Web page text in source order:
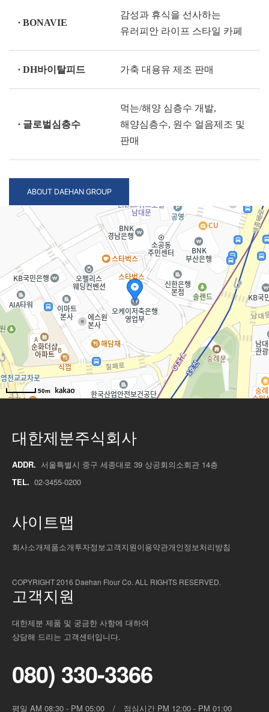
∙ BONAVIE
감성과 휴식을 선사하는
유러피안 라이프 스타일 카페
∙ DH바이탈피드 가축 대용유 제조 판매
∙ 글로벌심층수
먹는/해양 심층수 개발,
해양심층수, 원수 얼음제조 및
판매
ABOUT DAEHAN GROUP
대한제분주식회사
ADDR. 서울특별시 중구 세종대로 39 상공회의소회관 14층
TEL. 02-3455-0200
사이트맵
회사소개제품소개투자정보고객지원이용약관개인정보처리방침
COPYRIGHT 2016 Daehan Flour Co. ALL RIGHTS RESERVED.
고객지원
대한제분 제품 및 궁금한 사항에 대하여
상담해 드리는 고객센터입니다.
080) 330-3366
평일 AM 08:30 - PM 05:00 / 점심시간 PM 12:00 - PM 01:00